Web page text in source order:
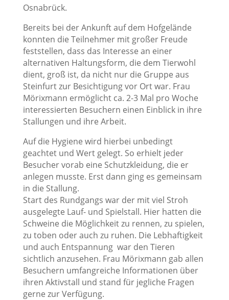
Osnabrück.
Bereits bei der Ankunft auf dem Hofgelände
konnten die Teilnehmer mit großer Freude
feststellen, dass das Interesse an einer
alternativen Haltungsform, die dem Tierwohl
dient, groß ist, da nicht nur die Gruppe aus
Steinfurt zur Besichtigung vor Ort war. Frau
Mörixmann ermöglicht ca. 2-3 Mal pro Woche
interessierten Besuchern einen Einblick in ihre
Stallungen und ihre Arbeit.
Auf die Hygiene wird hierbei unbedingt
geachtet und Wert gelegt. So erhielt jeder
Besucher vorab eine Schutzkleidung, die er
anlegen musste. Erst dann ging es gemeinsam
in die Stallung.
Start des Rundgangs war der mit viel Stroh
ausgelegte Lauf- und Spielstall. Hier hatten die
Schweine die Möglichkeit zu rennen, zu spielen,
zu toben oder auch zu ruhen. Die Lebhaftigkeit
und auch Entspannung war den Tieren
sichtlich anzusehen. Frau Mörixmann gab allen
Besuchern umfangreiche Informationen über
ihren Aktivstall und stand für jegliche Fragen
gerne zur Verfügung.